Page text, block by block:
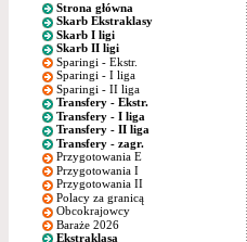
Strona główna
Skarb Ekstraklasy
Skarb I ligi
Skarb II ligi
Sparingi - Ekstr.
Sparingi - I liga
Sparingi - II liga
Transfery - Ekstr.
Transfery - I liga
Transfery - II liga
Transfery - zagr.
Przygotowania E
Przygotowania I
Przygotowania II
Polacy za granicą
Obcokrajowcy
Baraże 2026
Ekstraklasa